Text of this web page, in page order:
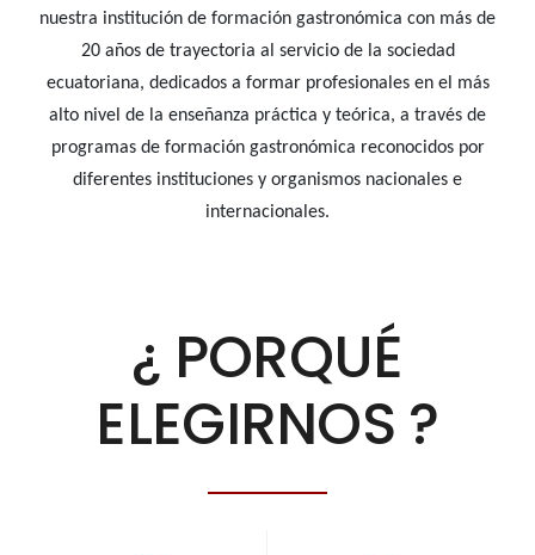
nuestra institución de formación gastronómica con más de
20 años de trayectoria al servicio de la sociedad
ecuatoriana, dedicados a formar profesionales en el más
alto nivel de la enseñanza práctica y teórica, a través de
programas de formación gastronómica reconocidos por
diferentes instituciones y organismos nacionales e
internacionales.
¿ PORQUÉ
ELEGIRNOS ?